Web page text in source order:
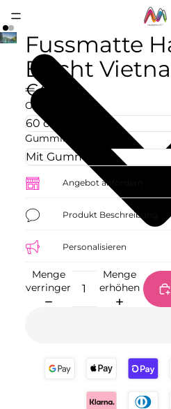
Fussmatte
Bucht
€42,73
Größe
Gummirand
Angebot anfordern
Produkt Beschreibung
Personalisieren
Menge
verringern
Menge
erhöhen